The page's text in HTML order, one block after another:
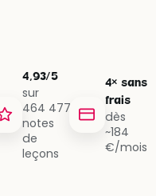
4,93/5
sur
464 477
notes
de
leçons
4× sans
frais
dès
~184
€/mois